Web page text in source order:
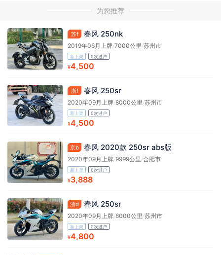
为您推荐
苏f 春风 250nk
2019年06月上牌/7000公里/苏州市
新上架 0次过户
¥4,500
浙f 春风 250sr
2020年09月上牌/8000公里/苏州市
新上架 0次过户
¥4,500
京b 春风 2020款 250sr abs版
2020年09月上牌/9999公里/合肥市
新上架 0次过户
¥3,888
浙d 春风 250sr
2020年09月上牌/6000公里/苏州市
新上架 0次过户
¥4,800